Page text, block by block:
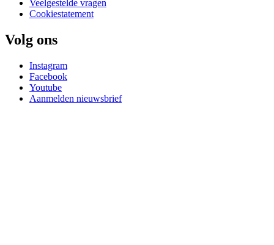
Veelgestelde vragen
Cookiestatement
Volg ons
Instagram
Facebook
Youtube
Aanmelden nieuwsbrief